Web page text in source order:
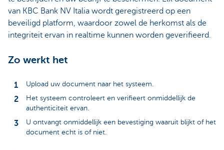
van KBC Bank NV Italia wordt geregistreerd op een
beveiligd platform, waardoor zowel de herkomst als de
integriteit ervan in realtime kunnen worden geverifieerd.
Zo werkt het
Upload uw document naar het systeem.
Het systeem controleert en verifieert onmiddellijk de
authenticiteit ervan.
U ontvangt onmiddellijk een bevestiging waaruit blijkt of het
document echt is of niet.